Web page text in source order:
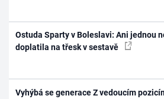
Ostuda Sparty v Boleslavi: Ani jednou
doplatila na třesk v sestavě
Vyhýbá se generace Z vedoucím